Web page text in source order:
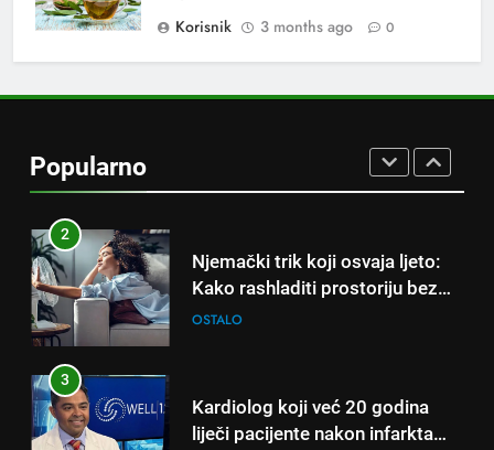
Korisnik
3 months ago 0
Popularno
kod šećerne bolesti
OSTALO
čak će se i “suhi štap”
ukorijeniti! Stari vrtlarski trik koji
iskusni baštovani čuvaju
2
Njemački trik koji osvaja ljeto:
Kako rashladiti prostoriju bez
klime i velikih računa za struju!
OSTALO
3
Kardiolog koji već 20 godina
liječi pacijente nakon infarkta